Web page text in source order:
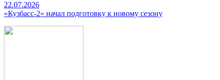
22.07.2026
«Кузбасс-2» начал подготовку к новому сезону